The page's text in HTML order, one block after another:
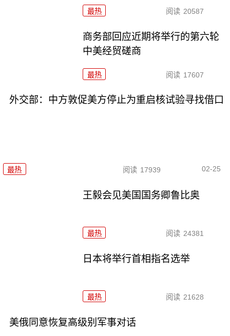
最热 阅读 20587
商务部回应近期将举行的第六轮
中美经贸磋商
最热 阅读 17607
外交部：中方敦促美方停止为重启核试验寻找借口
最热 阅读 17939 02-25
王毅会见美国国务卿鲁比奥
最热 阅读 24381
日本将举行首相指名选举
最热 阅读 21628
美俄同意恢复高级别军事对话